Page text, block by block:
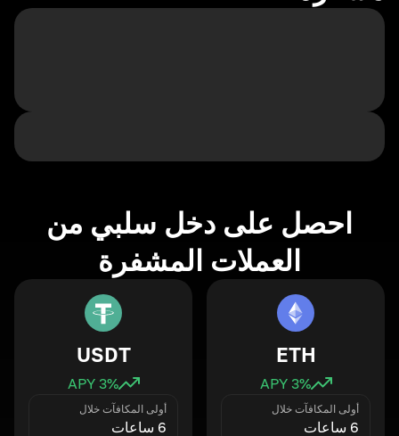
احصل على دخل سلبي من
العملات المشفرة
ETH
3% APY
أولى المكافآت خلال
6 ساعات
USDT
3% APY
أولى المكافآت خلال
6 ساعات